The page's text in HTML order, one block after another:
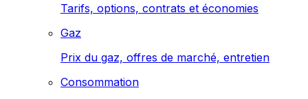
Tarifs, options, contrats et économies
Gaz
Prix du gaz, offres de marché, entretien
Consommation